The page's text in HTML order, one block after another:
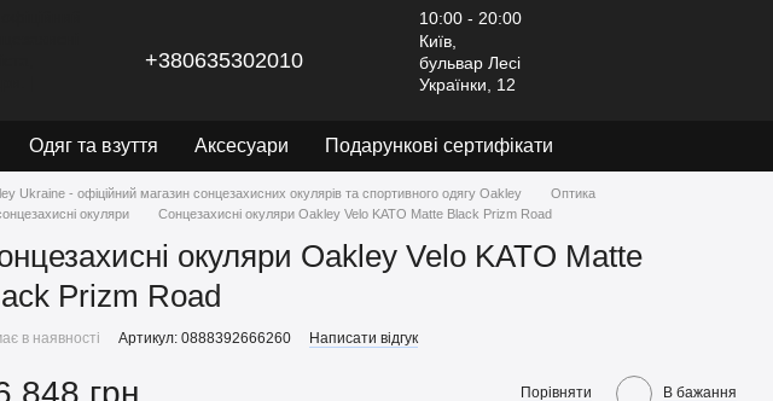
+380635302010
10:00 - 20:00
Київ,
бульвар Лесі
Українки, 12
Одяг та взуття Аксесуари Подарункові сертифікати
Ukraine - офіційний магазин сонцезахисних окулярів та спортивного одягу Oakley
Оптика
окуляри
Сонцезахисні окуляри Oakley Velo KATO Matte Black Prizm Road
окуляри Oakley Velo KATO Matte
Prizm Road
в наявності Артикул: 0888392666260 Написати відгук
848 грн Порівняти В бажання